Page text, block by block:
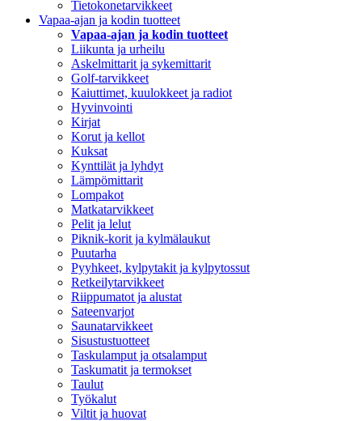
Tietokonetarvikkeet
Vapaa-ajan ja kodin tuotteet
Vapaa-ajan ja kodin tuotteet
Liikunta ja urheilu
Askelmittarit ja sykemittarit
Golf-tarvikkeet
Kaiuttimet, kuulokkeet ja radiot
Hyvinvointi
Kirjat
Korut ja kellot
Kuksat
Kynttilät ja lyhdyt
Lämpömittarit
Lompakot
Matkatarvikkeet
Pelit ja lelut
Piknik-korit ja kylmälaukut
Puutarha
Pyyhkeet, kylpytakit ja kylpytossut
Retkeilytarvikkeet
Riippumatot ja alustat
Sateenvarjot
Saunatarvikkeet
Sisustustuotteet
Taskulamput ja otsalamput
Taskumatit ja termokset
Taulut
Työkalut
Viltit ja huovat